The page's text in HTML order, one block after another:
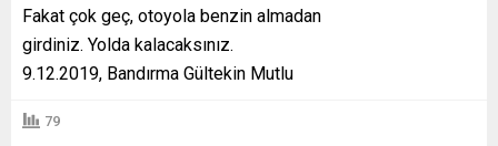
Fakat çok geç, otoyola benzin almadan
girdiniz. Yolda kalacaksınız.
9.12.2019, Bandırma Gültekin Mutlu
79